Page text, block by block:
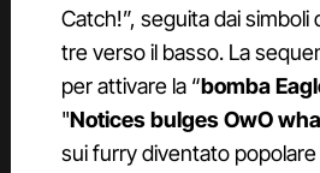
Catch!”, seguita dai simboli
tre verso il basso. La
per attivare la “bomba
"Notices bulges OwO
sui furry diventato popolare